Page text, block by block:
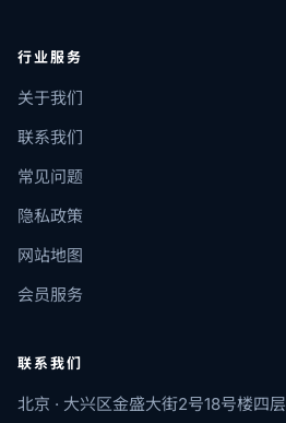
行业服务
关于我们
联系我们
常见问题
隐私政策
网站地图
会员服务
联系我们
北京 · 大兴区金盛大街2号18号楼四层